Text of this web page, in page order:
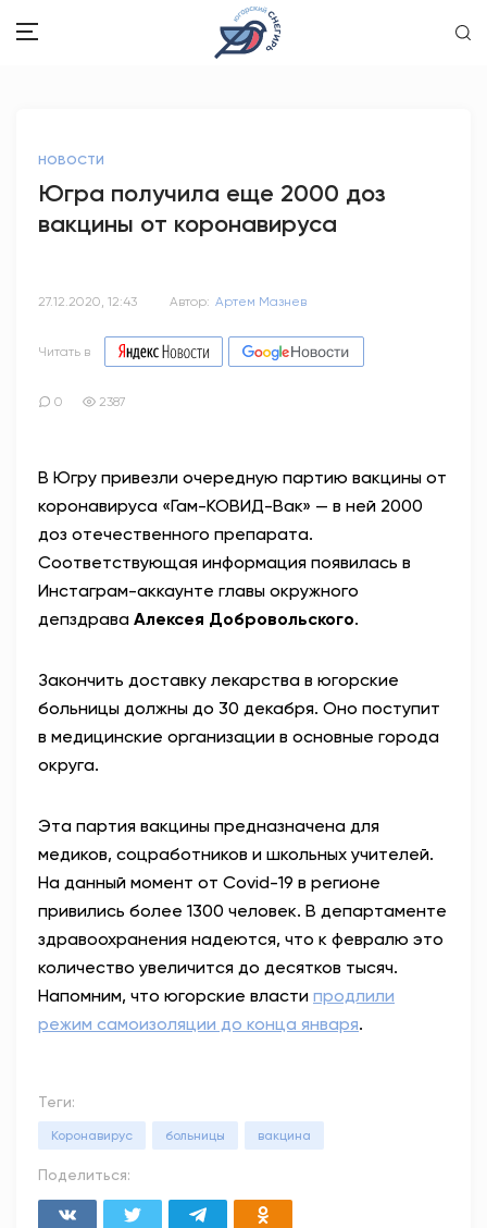
ОБРАЗОВАНИЕ
ЭТО У НАС СЕМЕЙНОЕ
АНТИТЕРРОР
ОФИЦИАЛЬНО
94,06
НОВОСТИ
Югра получила еще 2000 доз
вакцины от коронавируса
27.12.2020, 12:43 Автор: Артем Мазнев
Читать в
0 2387
В Югру привезли очередную партию вакцины от
коронавируса «Гам-КОВИД-Вак» — в ней 2000
доз отечественного препарата.
Соответствующая информация появилась в
Инстаграм-аккаунте главы окружного
депздрава Алексея Добровольского.
Закончить доставку лекарства в югорские
больницы должны до 30 декабря. Оно поступит
в медицинские организации в основные города
округа.
Эта партия вакцины предназначена для
медиков, соцработников и школьных учителей.
На данный момент от Covid-19 в регионе
привились более 1300 человек. В департаменте
здравоохранения надеются, что к февралю это
количество увеличится до десятков тысяч.
Напомним, что югорские власти продлили
режим самоизоляции до конца января.
Теги:
Коронавирус больницы вакцина
Поделиться: